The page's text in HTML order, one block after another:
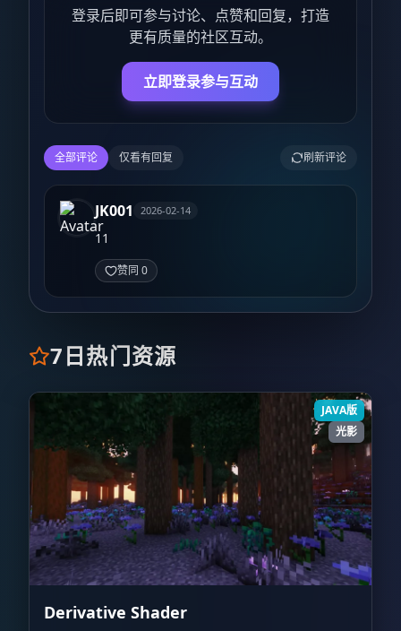
登录后即可参与讨论、点赞和回复，打造
更有质量的社区互动。
立即登录参与互动
全部评论 仅看有回复 刷新评论
JK001 2026-02-14
11
赞同 0
7日热门资源
JAVA版
光影
Derivative Shader